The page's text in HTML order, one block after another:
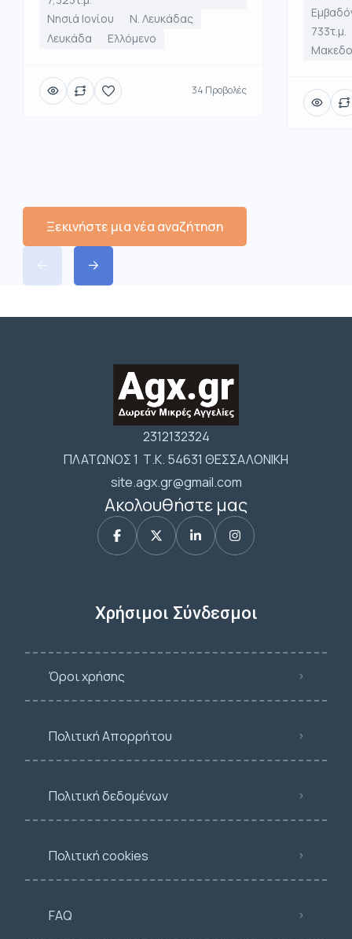
Νησιά Ιονίου
Ν. Λευκάδας
Λευκάδα
Ελλόμενο
34 Προβολές
733τ.μ.
Ξεκινήστε μια νέα αναζήτηση
2312132324
ΠΛΑΤΩΝΟΣ 1 Τ.Κ. 54631 ΘΕΣΣΑΛΟΝΙΚΗ
site.agx.gr@gmail.com
Ακολουθήστε μας
Χρήσιμοι Σύνδεσμοι
Όροι χρήσης
Πολιτική Απορρήτου
Πολιτική δεδομένων
Πολιτική cookies
FAQ